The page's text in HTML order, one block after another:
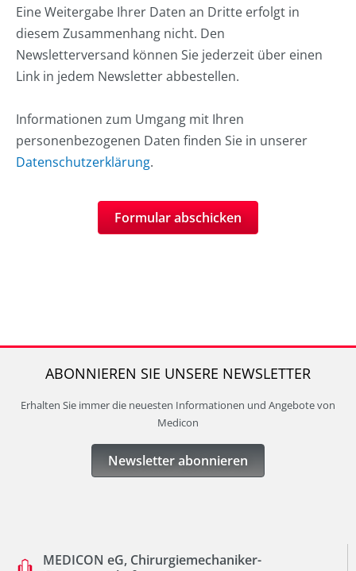
Eine Weitergabe Ihrer Daten an Dritte erfolgt in
diesem Zusammenhang nicht. Den
Newsletterversand können Sie jederzeit über einen
Link in jedem Newsletter abbestellen.
Informationen zum Umgang mit Ihren
personenbezogenen Daten finden Sie in unserer
Datenschutzerklärung.
Formular abschicken
ABONNIEREN SIE UNSERE NEWSLETTER
Erhalten Sie immer die neuesten Informationen und Angebote von
Medicon
Newsletter abonnieren
MEDICON eG, Chirurgiemechaniker-